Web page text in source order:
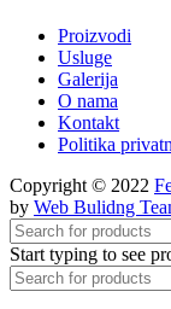
Proizvodi
Usluge
Galerija
O nama
Kontakt
Politika
Copyright © 2022
by Web Bulidng
Start typing to see